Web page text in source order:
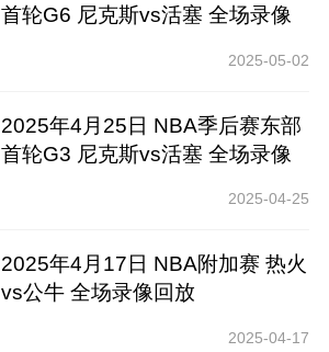
首轮G6 尼克斯vs活塞 全场录像
2025-05-02
2025年4月25日 NBA季后赛东部
首轮G3 尼克斯vs活塞 全场录像
2025-04-25
2025年4月17日 NBA附加赛 热火
vs公牛 全场录像回放
2025-04-17